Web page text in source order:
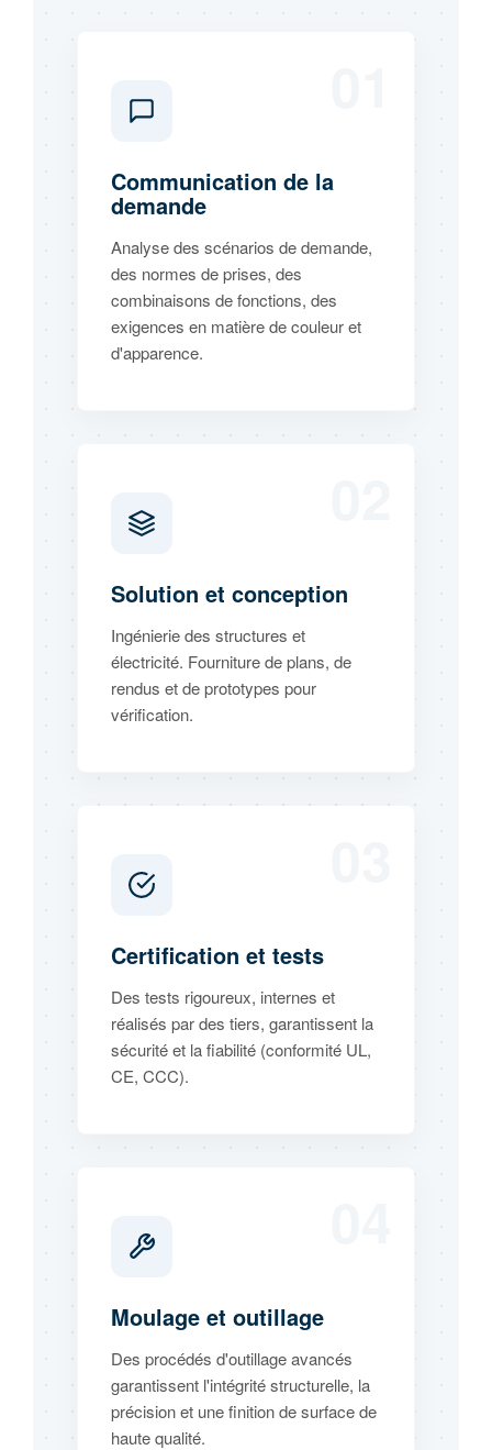
Communication de la
demande
Analyse des scénarios de demande,
des normes de prises, des
combinaisons de fonctions, des
exigences en matière de couleur et
d'apparence.
Solution et conception
Ingénierie des structures et
électricité. Fourniture de plans, de
rendus et de prototypes pour
vérification.
Certification et tests
Des tests rigoureux, internes et
réalisés par des tiers, garantissent la
sécurité et la fiabilité (conformité UL,
CE, CCC).
Moulage et outillage
Des procédés d'outillage avancés
garantissent l'intégrité structurelle, la
précision et une finition de surface de
haute qualité.